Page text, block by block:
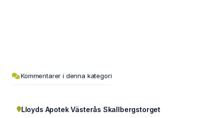
Kommentarer i denna kategori
Lloyds Apotek Västerås Skallbergstorget